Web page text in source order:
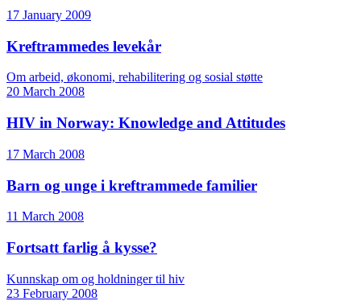
17 January 2009
Kreftrammedes levekår
Om arbeid, økonomi, rehabilitering og sosial støtte
20 March 2008
HIV in Norway: Knowledge and Attitudes
17 March 2008
Barn og unge i kreftrammede familier
11 March 2008
Fortsatt farlig å kysse?
Kunnskap om og holdninger til hiv
23 February 2008